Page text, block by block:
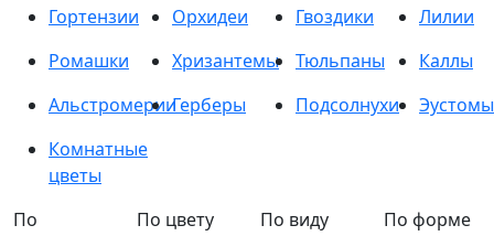
Гортензии
Орхидеи Гвоздики
Лилии
Ромашки
Хризантемы Тюльпаны
Каллы
АльстромерииГерберы Подсолнухи
Эустомы
Комнатные
цветы
По
По цвету
По виду
По форме